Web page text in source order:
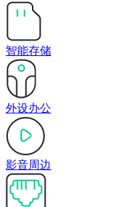
智能存储
外设办公
影音周边